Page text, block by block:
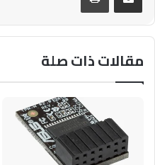
مقالات ذات صلة